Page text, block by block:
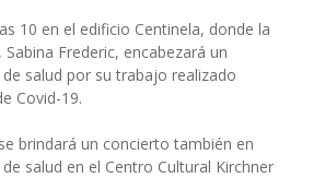
10 en el edificio Centinela, donde la
Frederic, encabezará un
salud por su trabajo realizado
Covid-19.
brindará un concierto también en
salud en el Centro Cultural Kirchner